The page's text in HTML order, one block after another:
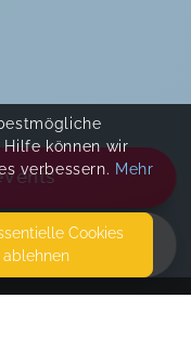
können wir
verbessern. Mehr
Cookies
ablehnen